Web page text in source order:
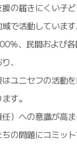
の届きにくい子
で活動しています
％、民間および
、
ユニセフの活動
す。
）への意識が高
の問題にコミッ